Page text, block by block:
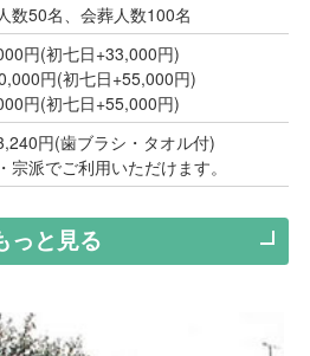
数50名、会葬人数100名
円(初七日+33,000円)
円(初七日+55,000円)
円(初七日+55,000円)
円(歯ブラシ・タオル付)
宗派でご利用いただけます。
っと見る